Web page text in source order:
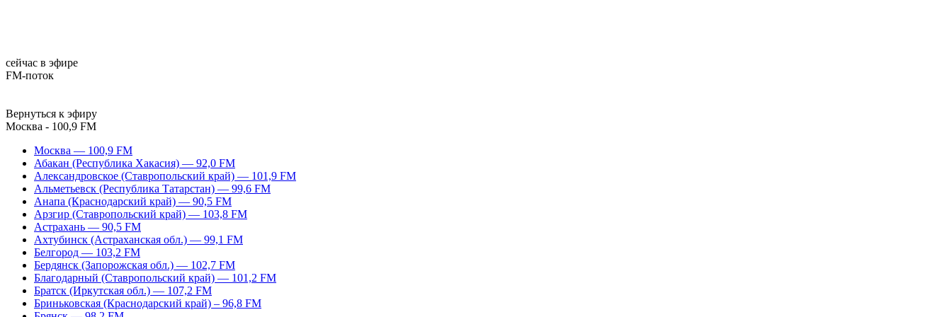
сейчас в эфире
FM-поток
Вернуться к эфиру
Москва - 100,9 FM
Москва — 100,9 FM
Абакан (Республика Хакасия) — 92,0 FM
Александровское (Ставропольский край) — 101,9 FM
Альметьевск (Республика Татарстан) — 99,6 FM
Анапа (Краснодарский край) — 90,5 FM
Арзгир (Ставропольский край) — 103,8 FM
Астрахань — 90,5 FM
Ахтубинск (Астраханская обл.) — 99,1 FM
Белгород — 103,2 FM
Бердянск (Запорожская обл.) — 102,7 FM
Благодарный (Ставропольский край) — 101,2 FM
Братск (Иркутская обл.) — 107,2 FM
Бриньковская (Краснодарский край) – 96,8 FM